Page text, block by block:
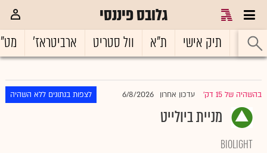
גלובס פיננסי
ראשי תיק אישי ת"א וול סטריט ארביטראז'
בהשהיה של 15 דק' עדכון אחרון 6/8/2026 לצפות בנתונים ללא השהיה
מניית ביולייט
BIOLIGHT